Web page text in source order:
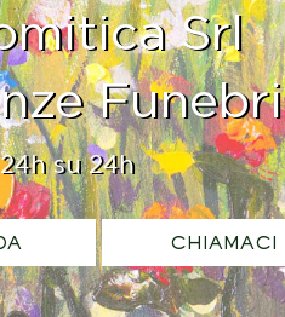
Srl
Funebri
su 24h
CHIAMACI